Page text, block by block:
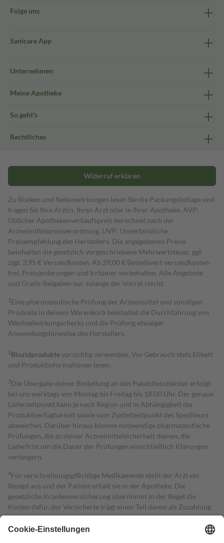
Folge uns
Sanicare App
Unternehmen
Meine Apotheke
So geht's
Rechtliches
Widerruf erklären
Zu Risiken und Nebenwirkungen lesen Sie die Packungsbeilage und
fragen Sie Ihre Ärztin, Ihren Arzt oder in Ihrer Apotheke. AVP:
Üblicher Apothekenverkaufspreis berechnet nach der
Arzneimittelpreisverordnung. UVP: Unverbindliche
Preisempfehlung des Herstellers. Die angegebenen Preise
beinhalten die gesetzlich vorgeschriebene Mehrwertsteuer, ggf.
zzgl. 3,95 € Versandkosten. Ab 29,00 € Bestell­wert versand­kosten­
frei. Preisänderungen und Irrtümer vorbehalten. Alle Angebote
und Gratis-Beigaben nur solange der Vorrat reicht.
1 Eine pharmazeutische Prüfung der Arzneimittel und sonstigen
Produkte in deinem Warenkorb beinhaltet die Durchführung von
Wechselwirkungschecks und die Prüfung etwaiger
Anwendungshinweise des Herstellers.
2Biozidproduktevorsichtig verwenden. Vor Gebrauch stets Etikett
und Produktinformationen lesen.
3Die Übergabe deiner Bestellung an den Paketdienstleister erfolgt
bei uns werktags von Montag bis Freitag bis 18:00 Uhr. Der genaue
Lieferzeitpunkt kann je nach Region und in Abhängigkeit der
Produktverfügbarkeit sowie vom Zustellzeitpunkt des Spediteurs
abweichen. Darüber hinaus können notwendige pharmazeutische
Prüfungen, die zu deiner Arzneimittelsicherheit dienen, die
Lieferfrist um die Dauer der Prüfungen einschließlich Klärungen
verlängern.
4Für verschreibungspflichtige Medikamente stellt der Arzt ein
Rezept aus und der Patient erhält sie in der Apotheke. Die
gesetzliche Krankenversicherung übernimmt in der Regel die
Kosten dafür, der Versicherte trägt einen Teil davon als Zuzahlung
mit.
Grundsätzlich leisten Mitglieder Zuzahlungen in Höhe von zehn